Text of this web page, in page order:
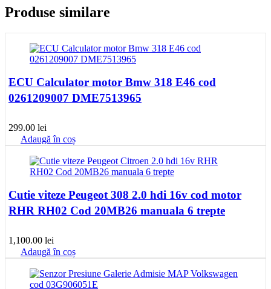
Produse similare
ECU Calculator motor Bmw 318 E46 cod
0261209007 DME7513965
299.00 lei
Adaugă în coș
Cutie viteze Peugeot 308 2.0 hdi 16v cod motor
RHR RH02 Cod 20MB26 manuala 6 trepte
1,100.00 lei
Adaugă în coș